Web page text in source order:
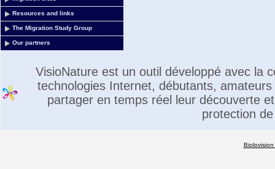
Resources and links
The Migration Study Group
Our partners
VisioNature est un outil développé avec la
technologies Internet, débutants,
partager en temps réel leur découverte
protection
Biolovision